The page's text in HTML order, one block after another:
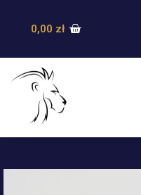
0,00 zł